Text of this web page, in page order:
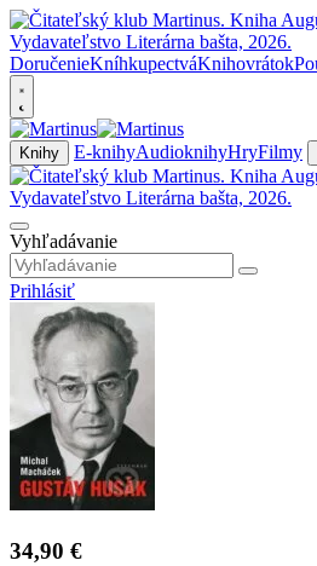
DoručenieKníhkupectváKnihovrátok
Knihy E-knihyAudioknihyHryFilmy
Vyhľadávanie
Prihlásiť
34,90 €